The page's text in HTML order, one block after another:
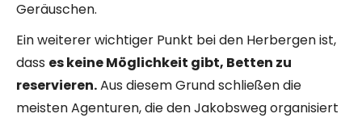
Geräuschen.
Ein weiterer wichtiger Punkt bei den Herbergen ist,
dass es keine Möglichkeit gibt, Betten zu
reservieren.Aus diesem Grund schließen die
meisten Agenturen, die den Jakobsweg organisiert